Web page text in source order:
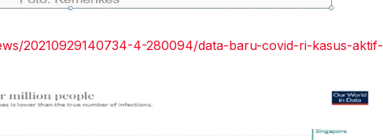
20210929140734-4-280094/data-baru-covid-ri-kasus-aktif-